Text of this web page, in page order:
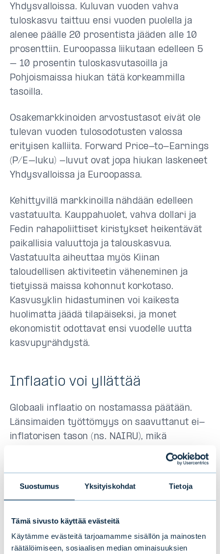
Suostumus Yksityiskohdat Tietoja
Tämä sivusto käyttää evästeitä
Käytämme evästeitä tarjoamamme sisällön ja mainosten
räätälöimiseen, sosiaalisen median ominaisuuksien
Yhdysvalloissa. Kuluvan vuoden vahva
tuloskasvu taittuu ensi vuoden puolella ja
alenee päälle 20 prosentista jääden alle 10
prosenttiin. Euroopassa liikutaan edelleen 5
– 10 prosentin tuloskasvutasoilla ja
Pohjoismaissa hiukan tätä korkeammilla
tasoilla.
Osakemarkkinoiden arvostustasot eivät ole
tulevan vuoden tulosodotusten valossa
erityisen kalliita. Forward Price-to-Earnings
(P/E–luku) -luvut ovat jopa hiukan laskeneet
Yhdysvalloissa ja Euroopassa.
Kehittyvillä markkinoilla nähdään edelleen
vastatuulta. Kauppahuolet, vahva dollari ja
Fedin rahapoliittiset kiristykset heikentävät
paikallisia valuuttoja ja talouskasvua.
Vastatuulta aiheuttaa myös Kiinan
taloudellisen aktiviteetin väheneminen ja
tietyissä maissa kohonnut korkotaso.
Kasvusyklin hidastuminen voi kaikesta
huolimatta jäädä tilapäiseksi, ja monet
ekonomistit odottavat ensi vuodelle uutta
kasvupyrähdystä.
Inflaatio voi yllättää
Globaali inflaatio on nostamassa päätään.
Länsimaiden työttömyys on saavuttanut ei-
inflatorisen tason (ns. NAIRU), mikä
kasvattaa palkkapaineita. Sen taasen
pelätään nostattavan inflaatiota. USA:ssa
aikana olleet hienoisessa nousussa.
kiihtyminen saa keskuspankit nostamaan
korkoja tai vähentämään elvytystä. Inflaation
odottamaton nousu ensi vuonna voi